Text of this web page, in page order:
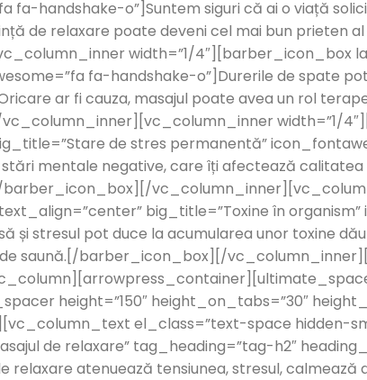
fa-handshake-o”]Suntem siguri că ai o viață
de relaxare poate deveni cel mai bun prieten
width=”1/4″][barber_icon_box
fa-handshake-o”]Durerile de spate
ar fi cauza, masajul poate avea un rol
width=”1/
de stres permanentă”
mentale negative, care îți afectează
barber_icon_box][/
big_title=”Toxine în
și stresul pot duce la acumularea unor toxine
de saună.[/barber_icon_box][/
height=”150″ height_on_tabs=”30″
el_class=”text-space hidden-
de relaxare” tag_heading=”tag-h2″
relaxare atenuează tensiunea, stresul,